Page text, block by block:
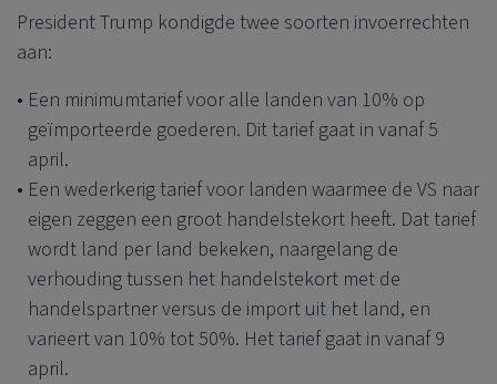
President Trump kondigde twee soorten invoerrechten
aan:
Een minimumtarief voor alle landen van 10% op
geïmporteerde goederen. Dit tarief gaat in vanaf 5
april.
Een wederkerig tarief voor landen waarmee de VS naar
eigen zeggen een groot handelstekort heeft. Dat tarief
wordt land per land bekeken, naargelang de
verhouding tussen het handelstekort met de
handelspartner versus de import uit het land, en
varieert van 10% tot 50%. Het tarief gaat in vanaf 9
april.